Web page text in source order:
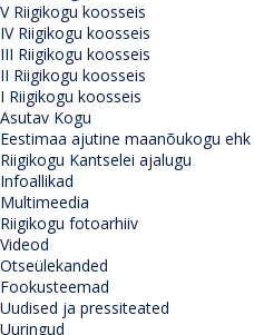
V Riigikogu koosseis
IV Riigikogu koosseis
III Riigikogu koosseis
II Riigikogu koosseis
I Riigikogu koosseis
Asutav Kogu
Eestimaa ajutine maanõukogu
Riigikogu Kantselei ajalugu
Infoallikad
Multimeedia
Riigikogu fotoarhiiv
Videod
Otseülekanded
Fookusteemad
Uudised ja pressiteated
Uuringud